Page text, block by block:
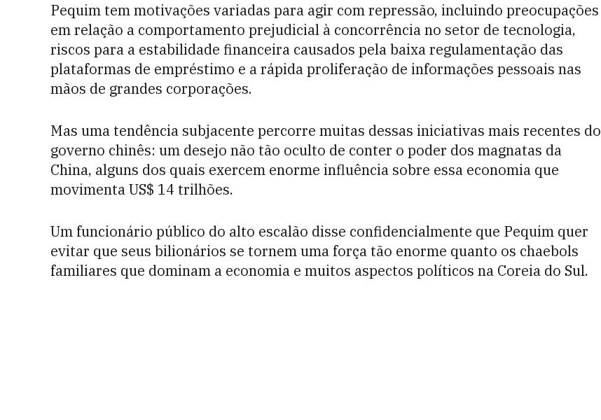
Pequim tem motivações variadas para agir com repressão, incluindo preocupações
em relação a comportamento prejudicial à concorrência no setor de tecnologia,
riscos para a estabilidade financeira causados pela baixa regulamentação das
plataformas de empréstimo e a rápida proliferação de informações pessoais nas
mãos de grandes corporações.
Mas uma tendência subjacente percorre muitas dessas iniciativas mais recentes do
governo chinês: um desejo não tão oculto de conter o poder dos magnatas da
China, alguns dos quais exercem enorme influência sobre essa economia que
movimenta US$ 14 trilhões.
Um funcionário público do alto escalão disse confidencialmente que Pequim quer
evitar que seus bilionários se tornem uma força tão enorme quanto os chaebols
familiares que dominam a economia e muitos aspectos políticos na Coreia do Sul.